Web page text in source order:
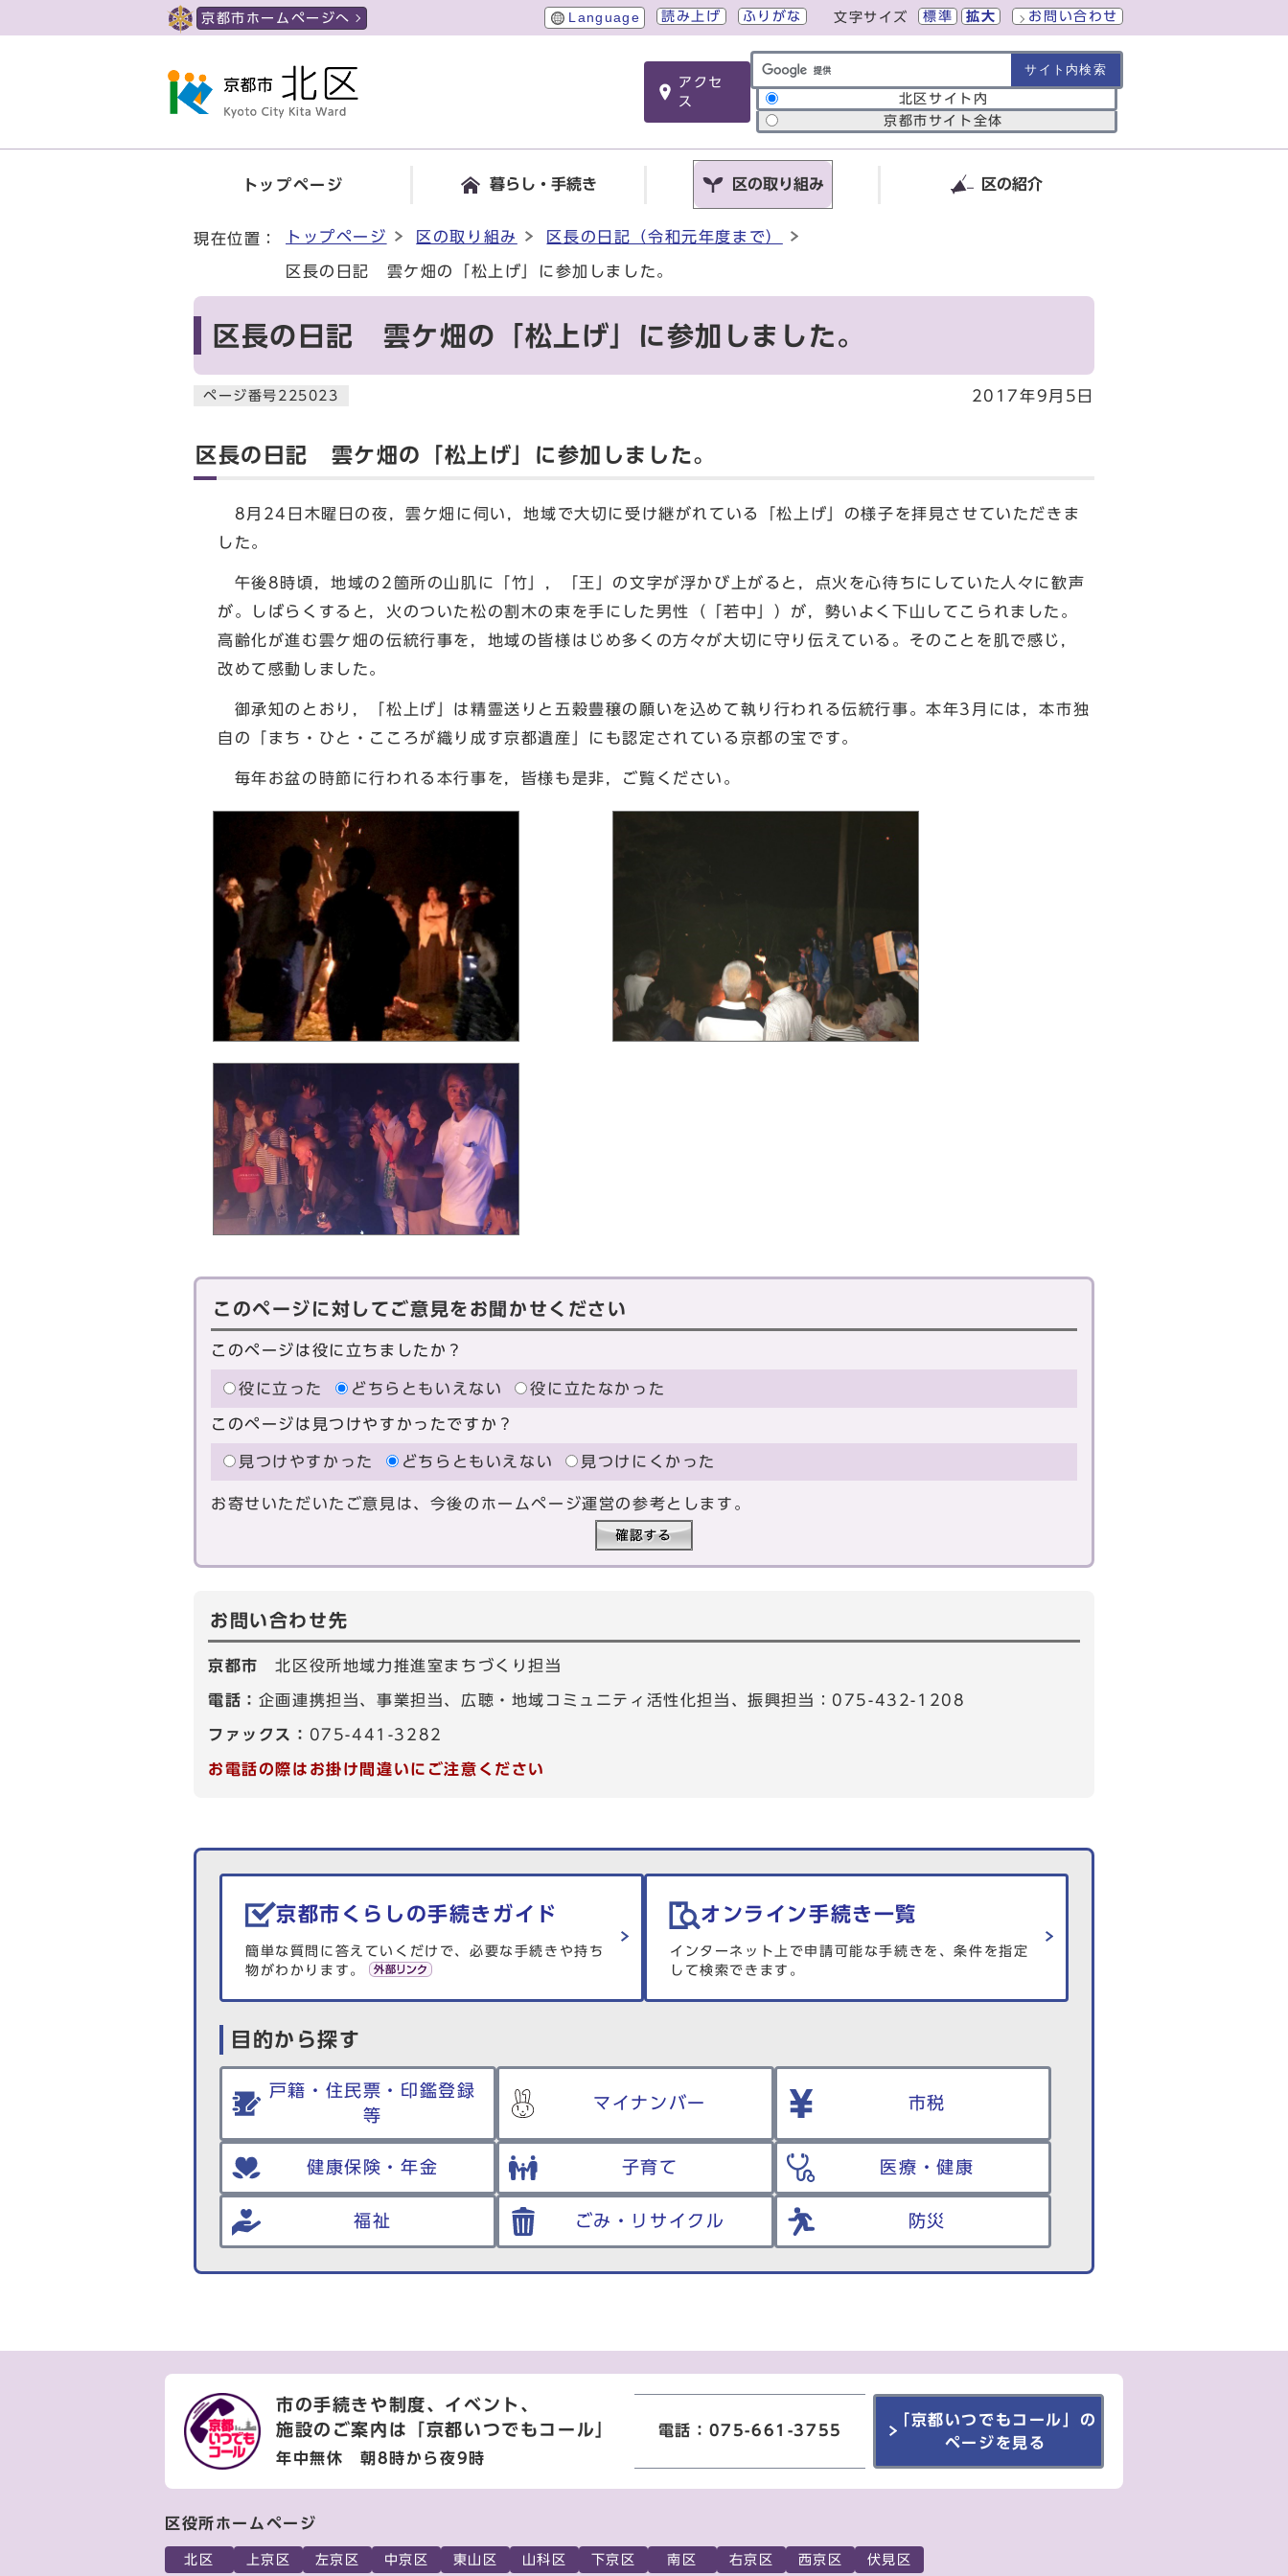
京都市ホームページへ Language 読み上げ ふりがな 文字サイズ 標準 拡大 お問い合わせ
アクセ
ス
サイト内検索の範囲
北区サイト内
京都市サイト全体
トップページ 暮らし・手続き 区の取り組み 区の紹介
現在位置： トップページ 区の取り組み 区長の日記（令和元年度まで）
区長の日記 雲ケ畑の「松上げ」に参加しました。
区長の日記 雲ケ畑の「松上げ」に参加しました。
ページ番号225023 2017年9月5日
区長の日記 雲ケ畑の「松上げ」に参加しました。
8月24日木曜日の夜，雲ケ畑に伺い，地域で大切に受け継がれている「松上げ」の様子を拝見させていただきま
した。
午後8時頃，地域の2箇所の山肌に「竹」，「王」の文字が浮かび上がると，点火を心待ちにしていた人々に歓声
が。しばらくすると，火のついた松の割木の束を手にした男性（「若中」）が，勢いよく下山してこられました。
高齢化が進む雲ケ畑の伝統行事を，地域の皆様はじめ多くの方々が大切に守り伝えている。そのことを肌で感じ，
改めて感動しました。
御承知のとおり，「松上げ」は精霊送りと五穀豊穣の願いを込めて執り行われる伝統行事。本年3月には，本市独
自の「まち・ひと・こころが織り成す京都遺産」にも認定されている京都の宝です。
毎年お盆の時節に行われる本行事を，皆様も是非，ご覧ください。
このページに対してご意見をお聞かせください
このページは役に立ちましたか？
役に立った どちらともいえない 役に立たなかった
このページは見つけやすかったですか？
見つけやすかった どちらともいえない 見つけにくかった
お寄せいただいたご意見は、今後のホームページ運営の参考とします。
お問い合わせ先
京都市北区役所地域力推進室まちづくり担当
電話： 企画連携担当、事業担当、広聴・地域コミュニティ活性化担当、振興担当：075-432-1208
ファックス： 075-441-3282
お電話の際はお掛け間違いにご注意ください
生活情報を探す
京都市くらしの手続きガイド
簡単な質問に答えていくだけで、必要な手続きや持ち
物がわかります。
オンライン手続き一覧
インターネット上で申請可能な手続きを、条件を指定
して検索できます。
目的から探す
戸籍・住民票・印鑑登録
等
マイナンバー 市税
健康保険・年金 子育て 医療・健康
福祉 ごみ・リサイクル 防災
市の手続きや制度、イベント、
施設のご案内は
「京都いつでもコール」
年中無休 朝8時から夜9時
電話：075-661-3755
「京都いつでもコール」の
ページを見る
区役所ホームページ
北区 上京区 左京区 中京区 東山区 山科区 下京区 南区 右京区 西京区 伏見区